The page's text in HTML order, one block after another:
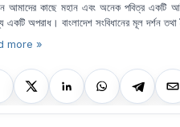
আমাদের কাছে মহান এবং অনেক পবিত্র একটি
একটি অপরাধ। বাংলাদেশ সংবিধানের মূল দর্শন
more »